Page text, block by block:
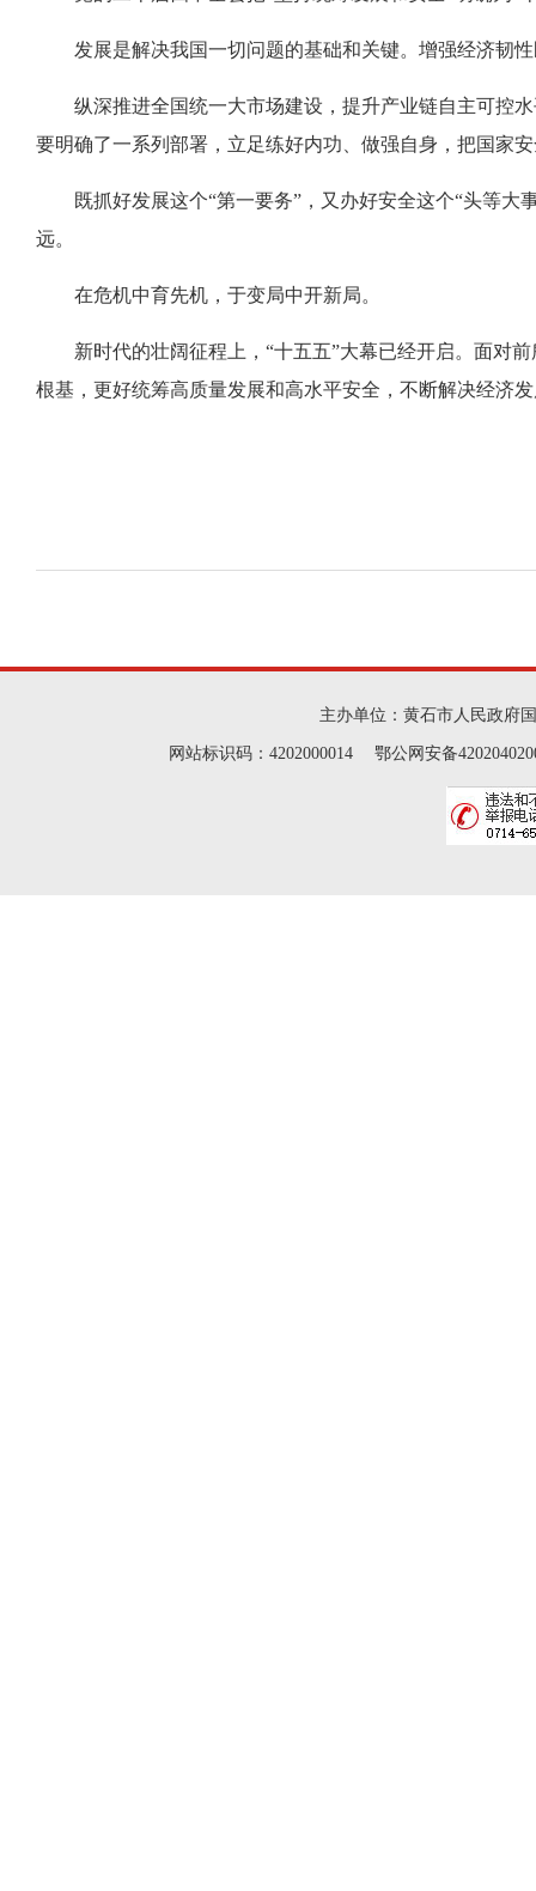
发展是解决我国一切问题的基础和关键。增强经济韧
纵深推进全国统一大市场建设，提升产业链自主可控
要明确了一系列部署，立足练好内功、做强自身，把国家
既抓好发展这个“第一要务”，又办好安全这个“头等
远。
在危机中育先机，于变局中开新局。
新时代的壮阔征程上，“十五五”大幕已经开启。面对
根基，更好统筹高质量发展和高水平安全，不断解决经济
主办单位：黄石市人民政府
网站标识码：4202000014 鄂公网安备